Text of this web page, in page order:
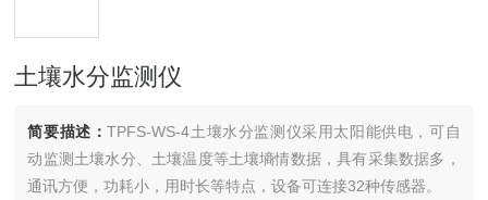
土壤水分监测仪
简要描述：TPFS-WS-4土壤水分监测仪采用太阳能供电，可自
动监测土壤水分、土壤温度等土壤墒情数据，具有采集数据多，
通讯方便，功耗小，用时长等特点，设备可连接32种传感器。